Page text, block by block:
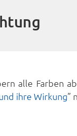
alle Farben
ihre Wirkung”